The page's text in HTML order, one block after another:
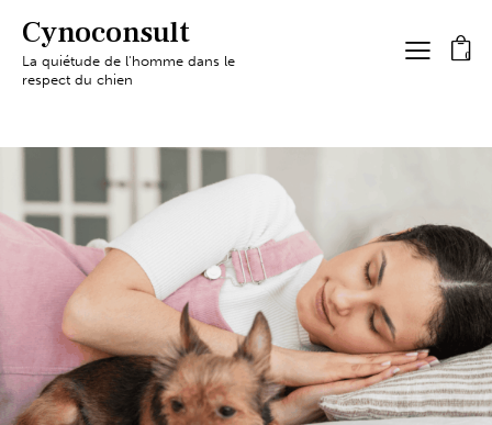
Cynoconsult
La quiétude de l'homme dans le
respect du chien
0